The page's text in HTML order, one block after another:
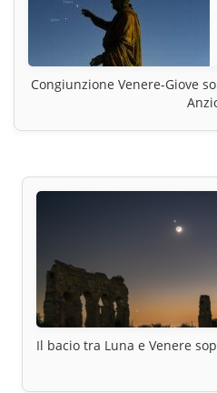
Congiunzione Venere-Giove
Il bacio tra Luna e Venere